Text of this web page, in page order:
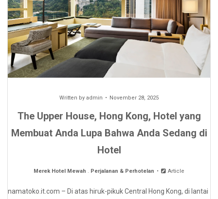
Written by admin November 28, 2025
The Upper House, Hong Kong, Hotel yang
Membuat Anda Lupa Bahwa Anda Sedang di
Hotel
Merek Hotel Mewah . Perjalanan & Perhotelan Article
namatoko.it.com – Di atas hiruk-pikuk Central Hong Kong, di lantai